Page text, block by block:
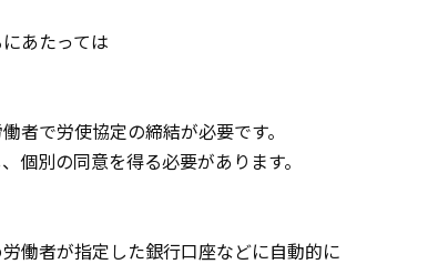
あたっては
者で労使協定の締結が必要です。
個別の同意を得る必要があります。
働者が指定した銀行口座などに自動的に